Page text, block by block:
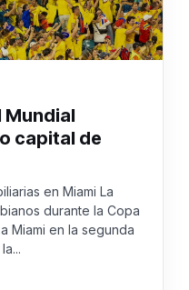
Mundial
capital de
en Miami La
durante la Copa
Miami en la segunda